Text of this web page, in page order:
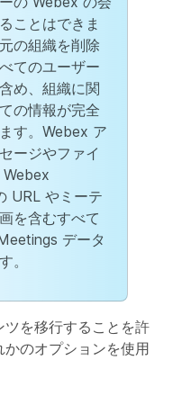
ことはできま
の組織を削除
てのユーザー
め、組織に関
の情報が完全
す。Webex ア
ージやファイ
Webex
URL やミーテ
を含むすべて
データ
。
を移行することを許
のオプションを使用